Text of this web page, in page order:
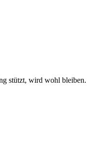
stützt, wird wohl bleiben.